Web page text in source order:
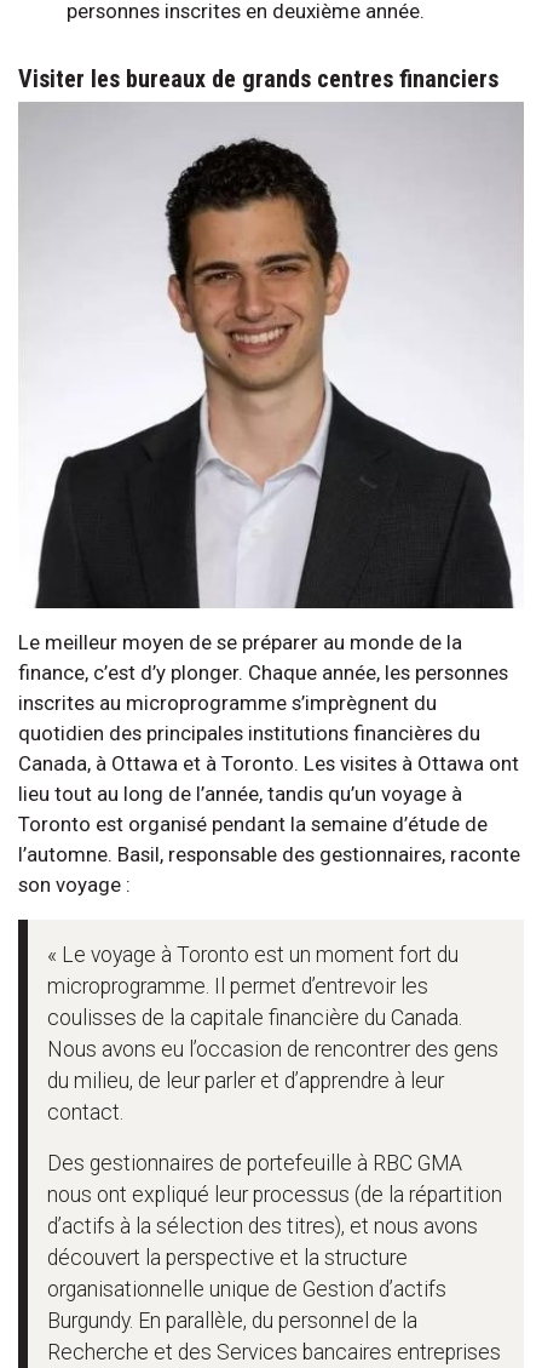
personnes inscrites en deuxième année.
Visiter les bureaux de grands centres financiers
Le meilleur moyen de se préparer au monde de la
finance, c’est d’y plonger. Chaque année, les personnes
inscrites au microprogramme s’imprègnent du
quotidien des principales institutions financières du
Canada, à Ottawa et à Toronto. Les visites à Ottawa ont
lieu tout au long de l’année, tandis qu’un voyage à
Toronto est organisé pendant la semaine d’étude de
l’automne. Basil, responsable des gestionnaires, raconte
son voyage :
« Le voyage à Toronto est un moment fort du
microprogramme. Il permet d’entrevoir les
coulisses de la capitale financière du Canada.
Nous avons eu l’occasion de rencontrer des gens
du milieu, de leur parler et d’apprendre à leur
contact.
Des gestionnaires de portefeuille à RBC GMA
nous ont expliqué leur processus (de la répartition
d’actifs à la sélection des titres), et nous avons
découvert la perspective et la structure
organisationnelle unique de Gestion d’actifs
Burgundy. En parallèle, du personnel de la
Recherche et des Services bancaires entreprises